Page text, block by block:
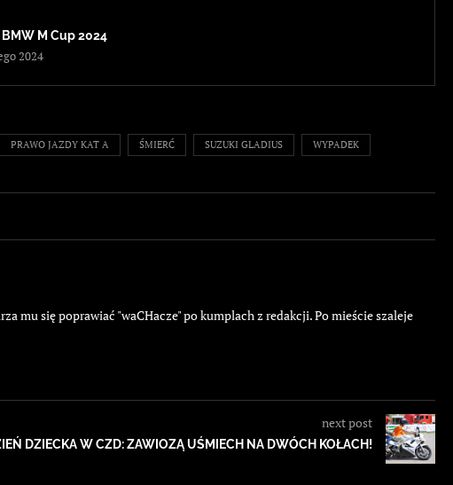
BMW M Cup 2024
2024
PRAWO JAZDY KAT A ŚMIERĆ SUZUKI GLADIUS WYPADEK
mu się poprawiać "waCHacze" po kumplach z redakcji. Po mieście szaleje
next post
DZIECKA W CZD: ZAWIOZĄ UŚMIECH NA DWÓCH KOŁACH!